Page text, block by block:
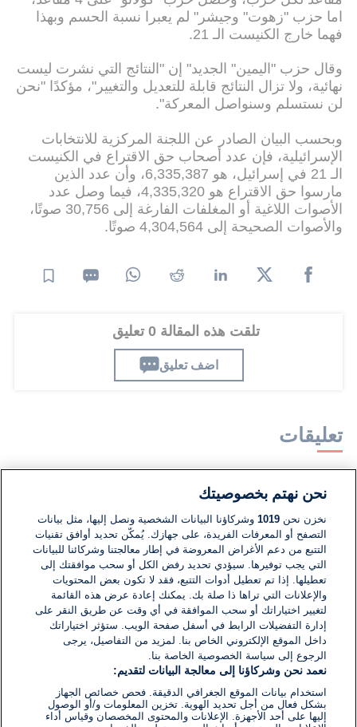
اما حزب "زهوت" وجيشر" لم يعبرا نسبة الحسم وبهذا
فهما خارج الكنيست الـ 21.
وقال حزب "اليمين" الجديد" إن "النتائج التي نشرت ليست
نهائية، ولا تزال النتائج قابلة للتعديل والتغيير"، مؤكدًا "نحن
لن نستسلم وسنواصل المعركة".
وبحسب البيان الصادر عن اللجنة المركزية للانتخابات
الإسرائيلية، فإن عدد أصحاب حق الاقتراع في الكنيست
الـ 21 في إسرائيل، هو 6,335,387، وأن عدد الذين
مارسوا حق الاقتراع هو 4,335,320، فيما وصل عدد
الأصوات اللاغية أو المغلفات الفارغة إلى 30,756 صوتًا،
والأصوات الصحيحة إلى 4,304,564 صوتًا.
تلقت هذه المقالة 0 تعليق
اضف تعليق
تعليقات
لا توجد تعليقات مكتوبة حتى الآن. كن الأول!
اكتب تعليقًا جديدًا ...
نحن نهتم بخصوصيتك
نخزن نحن1019 وشركاؤنا البيانات الشخصية ونصل إليها، مثل بيانات
التصفح أو المعرفات الفريدة، على جهازك. يُمكّن تحديد أوافق تقنيات
التتبع من دعم الأغراض المعروضة في إطار معالجتنا وشركائنا للبيانات
التي يجب توفيرها. سيؤدي تحديد رفض الكل أو سحب موافقتك إلى
تعطيلها. إذا تم تعطيل أدوات التتبع، فقد لا تكون بعض المحتويات
والإعلانات التي تراها ذا صلة بك. يمكنك إعادة عرض هذه القائمة
لتغيير اختياراتك أو سحب الموافقة في أي وقت عن طريق النقر على
إدارة التفضيلات الرابط في أسفل صفحة الويب. ستؤثر اختياراتك
داخل الموقع الإلكتروني الخاص بنا. لمزيد من التفاصيل، يرجى
الرجوع إلى سياسة الخصوصية الخاصة بنا.
نعمد نحن وشركاؤنا إلى معالجة البيانات لتقديم:
استخدام بيانات الموقع الجغرافي الدقيقة. فحص خصائص الجهاز
بشكل فعال من أجل تحديد الهوية. تخزين المعلومات و/أو الوصول
إليها على أحد الأجهزة. الإعلانات والمحتوى المخصصان وقياس أداء